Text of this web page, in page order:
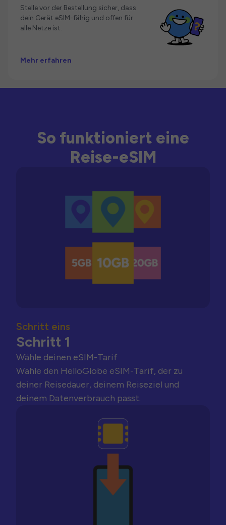
Stelle vor der Bestellung sicher, dass
dein Gerät eSIM-fähig und offen für
alle Netze ist.
Mehr erfahren
So funktioniert eine
Reise-eSIM
Schritt eins
Schritt 1
Wähle deinen eSIM-Tarif
Wähle den HelloGlobe eSIM-Tarif, der zu
deiner Reisedauer, deinem Reiseziel und
deinem Datenverbrauch passt.